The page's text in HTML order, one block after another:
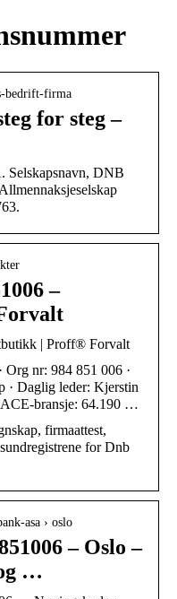
bedrift-firma
for steg –
Selskapsnavn, DNB
–
| Proff® Forvalt
nr: 984 851 006 ·
· Daglig leder: Kjerstin
bransje: 64.190 …
firmaattest,
for Dnb
asa › oslo
– Oslo –
…